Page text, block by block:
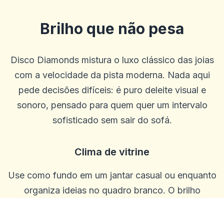
Brilho que não pesa
Disco Diamonds mistura o luxo clássico das joias
com a velocidade da pista moderna. Nada aqui
pede decisões difíceis: é puro deleite visual e
sonoro, pensado para quem quer um intervalo
sofisticado sem sair do sofá.
Clima de vitrine
Use como fundo em um jantar casual ou enquanto
organiza ideias no quadro branco. O brilho
K
Khiêm Phạm
Site de design moderno, equipe simpática
2025-10-15 07:14:12
até agora. Feliz com tudo
0 0